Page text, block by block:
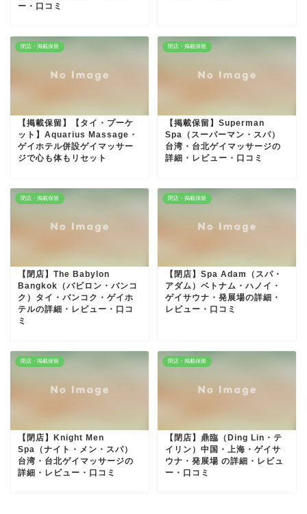
ー・口コミ
閉店・掲載保留
【掲載保留】【タイ・プーケ
ット】Aquarius Massage・
ゲイホテル併設ゲイマッサー
ジで心も体もリセット
閉店・掲載保留
【掲載保留】Superman
Spa（スーパーマン・スパ）
台湾・台北ゲイマッサージの
詳細・レビュー・口コミ
閉店・掲載保留
【閉店】The Babylon
Bangkok（バビロン・バンコ
ク）タイ・バンコク・ゲイホ
テルの詳細・レビュー・口コ
ミ
閉店・掲載保留
【閉店】Spa Adam（スパ・
アダム）ベトナム・ハノイ・
ゲイサウナ・発展場の詳細・
レビュー・口コミ
閉店・掲載保留
【閉店】Knight Men
Spa（ナイト・メン・スパ）
台湾・台北ゲイマッサージの
詳細・レビュー・口コミ
閉店・掲載保留
【閉店】鼎臨（Ding Lin・テ
イリン）中国・上海・ゲイサ
ウナ・発展場 の詳細・レビュ
ー・口コミ